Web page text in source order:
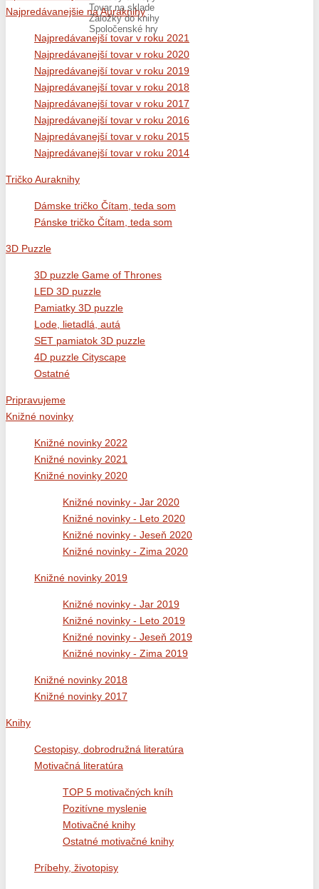
Tovar na sklade
Záložky do knihy
Spoločenské hry
Najpredávanejšie na Auraknihy
Najpredávanejší tovar v roku 2021
Najpredávanejší tovar v roku 2020
Najpredávanejší tovar v roku 2019
Najpredávanejší tovar v roku 2018
Najpredávanejší tovar v roku 2017
Najpredávanejší tovar v roku 2016
Najpredávanejší tovar v roku 2015
Najpredávanejší tovar v roku 2014
Tričko Auraknihy
Dámske tričko Čítam, teda som
Pánske tričko Čítam, teda som
3D Puzzle
3D puzzle Game of Thrones
LED 3D puzzle
Pamiatky 3D puzzle
Lode, lietadlá, autá
SET pamiatok 3D puzzle
4D puzzle Cityscape
Ostatné
Pripravujeme
Knižné novinky
Knižné novinky 2022
Knižné novinky 2021
Knižné novinky 2020
Knižné novinky - Jar 2020
Knižné novinky - Leto 2020
Knižné novinky - Jeseň 2020
Knižné novinky - Zima 2020
Knižné novinky 2019
Knižné novinky - Jar 2019
Knižné novinky - Leto 2019
Knižné novinky - Jeseň 2019
Knižné novinky - Zima 2019
Knižné novinky 2018
Knižné novinky 2017
Knihy
Cestopisy, dobrodružná literatúra
Motivačná literatúra
TOP 5 motivačných kníh
Pozitívne myslenie
Motivačné knihy
Ostatné motivačné knihy
Príbehy, životopisy